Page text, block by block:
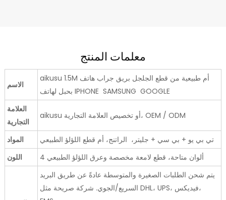
معلمات المنتج
الاسم
aikusu 1.5M أم طبيعية من قطع الجلجل بريق جراب هاتف
بحبل لهاتف IPHONE SAMSUNG GOOGLE
العلامة
التجارية
aikusu أو تخصيص العلامة التجارية، OEM / ODM
المواد
تي بي يو + بي سي + جليتر، الراتنج، أم قطع اللؤلؤ الطبيعي
اللون
4 ألوان متاحة، قطع لامعة مخصصة وعرق اللؤلؤ الطبيعي
يتم شحن الطلبات الصغيرة والمتوسطة عادةً عن طريق البريد
السريع/الجوي. شركة صريحة مثل DHL، UPS، فيديكس،